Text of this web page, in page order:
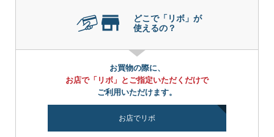
どこで「リボ」が
使えるの？
お買物の際に、
お店で「リボ」とご指定いただくだけで
ご利用いただけます。
お店でリボ